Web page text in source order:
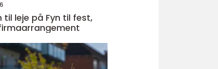
til leje på Fyn til fest,